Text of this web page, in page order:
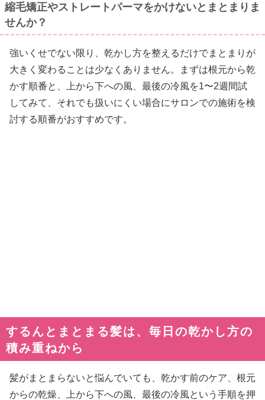
縮毛矯正やストレートパーマをかけないとまとまりま
せんか？
強いくせでない限り、乾かし方を整えるだけでまとまりが
大きく変わることは少なくありません。まずは根元から乾
かす順番と、上から下への風、最後の冷風を1〜2週間試
してみて、それでも扱いにくい場合にサロンでの施術を検
討する順番がおすすめです。
するんとまとまる髪は、毎日の乾かし方の
積み重ねから
髪がまとまらないと悩んでいても、乾かす前のケア、根元
からの乾燥、上から下への風、最後の冷風という手順を押